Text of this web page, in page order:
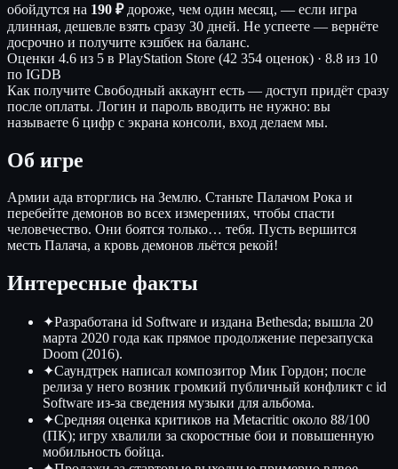
обойдутся на 190 ₽дороже, чем один месяц, — если игра
длинная, дешевле взять сразу 30 дней. Не успеете — вернёте
досрочно и получите кэшбек на баланс.
Оценки 4.6 из 5 в PlayStation Store (42 354 оценок) · 8.8 из 10
по IGDB
Как получите Свободный аккаунт есть — доступ придёт сразу
после оплаты. Логин и пароль вводить не нужно: вы
называете 6 цифр с экрана консоли, вход делаем мы.
Об игре
Армии ада вторглись на Землю. Станьте Палачом Рока и
перебейте демонов во всех измерениях, чтобы спасти
человечество. Они боятся только… тебя. Пусть вершится
месть Палача, а кровь демонов льётся рекой!
Интересные факты
✦Разработана id Software и издана Bethesda; вышла 20
марта 2020 года как прямое продолжение перезапуска
Doom (2016).
✦Саундтрек написал композитор Мик Гордон; после
релиза у него возник громкий публичный конфликт с id
Software из-за сведения музыки для альбома.
✦Средняя оценка критиков на Metacritic около 88/100
(ПК); игру хвалили за скоростные бои и повышенную
мобильность бойца.